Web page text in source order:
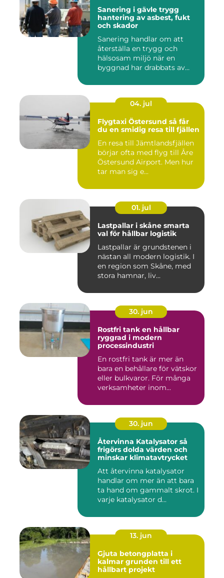
Sanering i gävle trygg
hantering av asbest, fukt
och skador
Sanering handlar om att
återställa en trygg och
hälsosam miljö när en
byggnad har drabbats av
04. jul
Flygtaxi Östersund så får
du en smidig resa till fjällen
En resa till Jämtlandsfjällen
börjar ofta med flyg till Åre
Östersund Airport. Men hur
tar man sig e...
01. jul
Lastpallar i skåne smarta
val för hållbar logistik
Lastpallar är grundstenen i
nästan all modern logistik. I
en region som Skåne, med
stora hamnar, liv...
30. jun
Rostfri tank en hållbar
ryggrad i modern
processindustri
En rostfri tank är mer än
bara en behållare för vätskor
eller bulkvaror. För många
verksamheter inom...
30. jun
Återvinna Katalysator så
frigörs dolda värden och
minskar klimatavtrycket
Att återvinna katalysator
handlar om mer än att bara
ta hand om gammalt skrot. I
varje katalysator d...
13. jun
Gjuta betongplatta i
kalmar grunden till ett
hållbart projekt